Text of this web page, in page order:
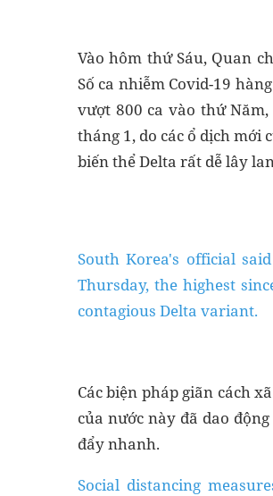
Vào hôm thứ Sáu, Quan
Số ca nhiễm Covid-19
vượt 800 ca vào thứ
tháng 1, do các ổ dịch mới
biến thể Delta rất dễ lây
South Korea's official
Thursday, the highest
contagious Delta variant.
Các biện pháp giãn cách
của nước này đã dao
đẩy nhanh.
Social distancing